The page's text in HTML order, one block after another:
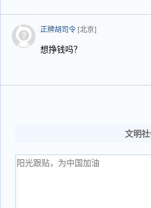
正牌胡司令 [北京]
想挣钱吗？
文明